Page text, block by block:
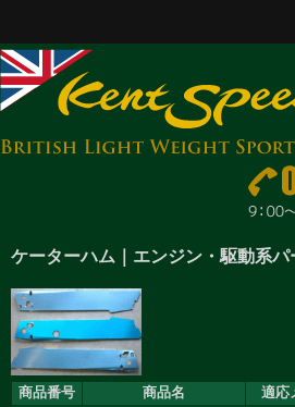
CAR SALES
PARTS
ENGINE MAINTENANCE
OTHER WORKS
ケーターハム｜エンジン・駆動系パ
商品番号 商品名 適応